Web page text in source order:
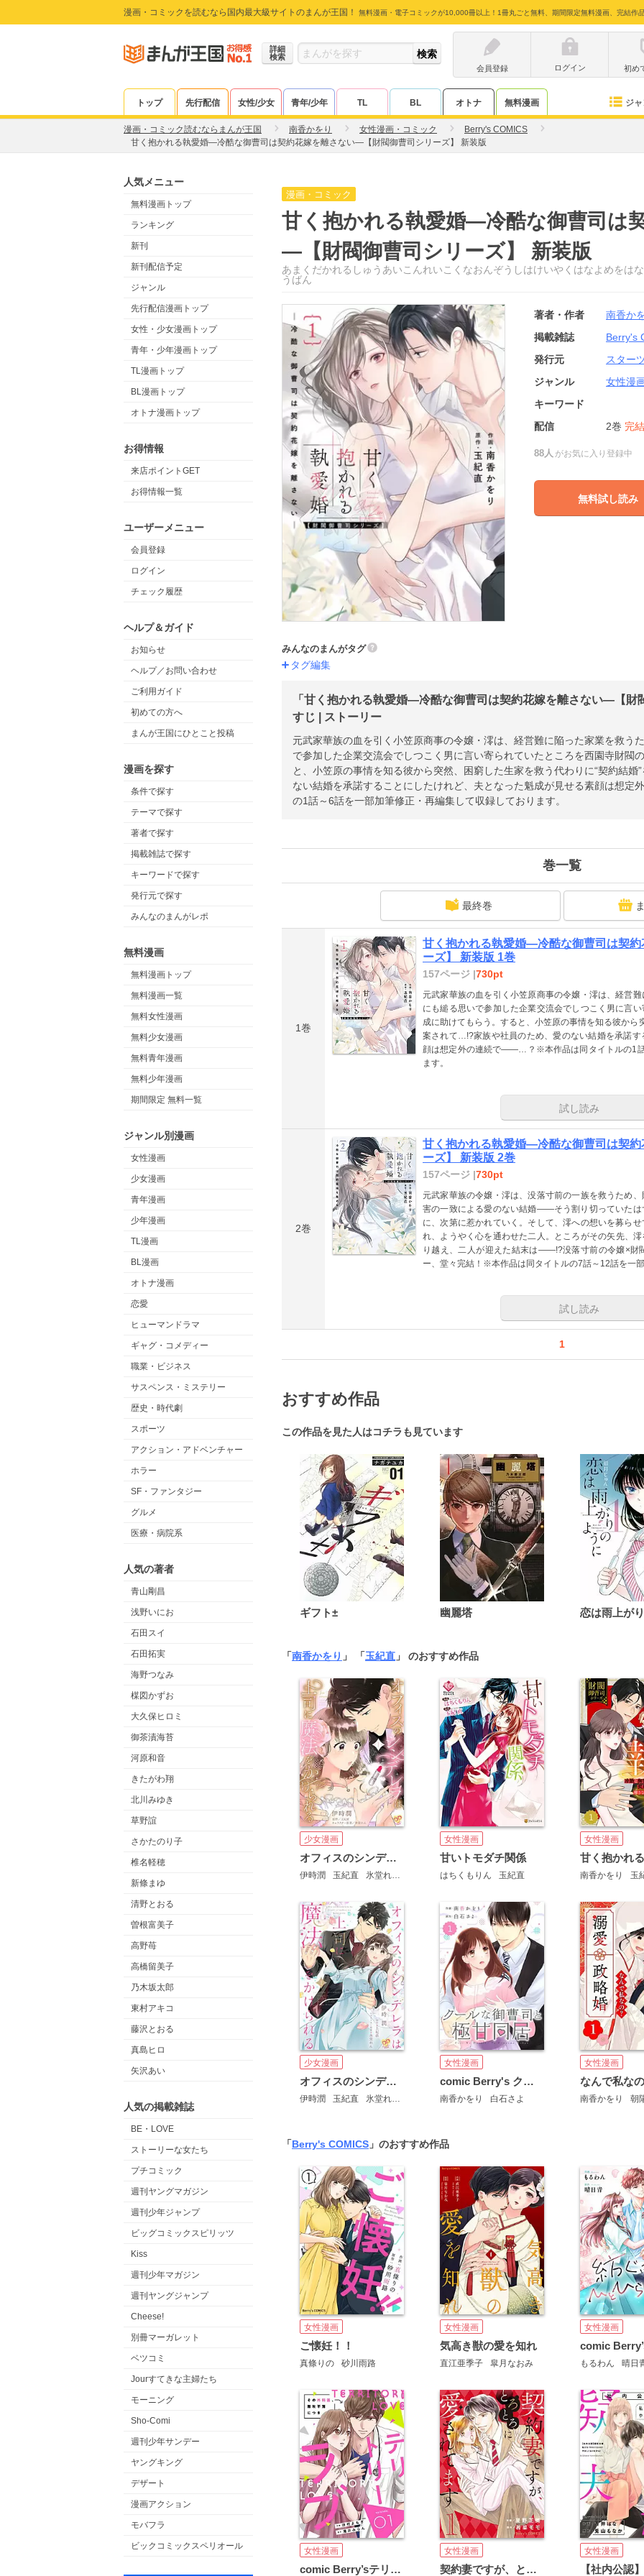
漫画・コミックを読むなら国内最大級サイトのまんが王国！ 無料漫画・電子コミックが10,000冊以上！1冊丸ごと無料、期間限定無料漫画、完結作
詳細
検索
会員登録
ログイン 初め
トップ 先行配信 女性/少女 青年/少年 TL BL オトナ 無料漫画 ジ
漫画・コミック読むならまんが王国 南香かをり 女性漫画・コミック
Berry's COMICS
甘く抱かれる執愛婚―冷酷な御曹司は契約花嫁を離さない―【財閥御曹司シリーズ】 新装版
人気メニュー
無料漫画トップ
ランキング
新刊
新刊配信予定
ジャンル
先行配信漫画トップ
女性・少女漫画トップ
青年・少年漫画トップ
TL漫画トップ
BL漫画トップ
オトナ漫画トップ
お得情報
来店ポイントGET
お得情報一覧
ユーザーメニュー
会員登録
ログイン
チェック履歴
ヘルプ＆ガイド
お知らせ
ヘルプ／お問い合わせ
ご利用ガイド
初めての方へ
まんが王国にひとこと投稿
漫画を探す
条件で探す
テーマで探す
著者で探す
掲載雑誌で探す
キーワードで探す
発行元で探す
みんなのまんがレポ
無料漫画
無料漫画トップ
無料漫画一覧
無料女性漫画
無料少女漫画
無料青年漫画
無料少年漫画
期間限定 無料一覧
ジャンル別漫画
女性漫画
少女漫画
青年漫画
少年漫画
TL漫画
BL漫画
オトナ漫画
恋愛
ヒューマンドラマ
ギャグ・コメディー
職業・ビジネス
サスペンス・ミステリー
歴史・時代劇
スポーツ
アクション・アドベンチャー
ホラー
SF・ファンタジー
グルメ
医療・病院系
人気の著者
青山剛昌
浅野いにお
石田スイ
石田拓実
海野つなみ
楳図かずお
大久保ヒロミ
御茶漬海苔
河原和音
きたがわ翔
北川みゆき
草野誼
さかたのり子
椎名軽穂
新條まゆ
清野とおる
曽根富美子
高野苺
高橋留美子
乃木坂太郎
東村アキコ
藤沢とおる
真島ヒロ
矢沢あい
人気の掲載雑誌
BE・LOVE
ストーリーな女たち
プチコミック
週刊ヤングマガジン
週刊少年ジャンプ
ビッグコミックスピリッツ
Kiss
週刊少年マガジン
週刊ヤングジャンプ
Cheese!
別冊マーガレット
ベツコミ
Jourすてきな主婦たち
モーニング
Sho-Comi
週刊少年サンデー
ヤングキング
デザート
漫画アクション
モバフラ
ビックコミックスペリオール
漫画・コミック
甘く抱かれる執愛婚―冷酷な御曹司は
―【財閥御曹司シリーズ】 新装版
あまくだかれるしゅうあいこんれいこくなおんぞうしはけいやくはなよめをは
うばん
著者・作者
南香か
掲載雑誌
Berry's
発行元
スター
ジャンル
女性漫
キーワード
配信
2巻 完結
88人 がお気に入り登録中
無料試し読み
みんなのまんがタグ
タグ編集
「甘く抱かれる執愛婚―冷酷な御曹司は契約花嫁を離さない―【財
すじ | ストーリー
元武家華族の血を引く小笠原商事の令嬢・澪は、経営難に陥った家業を救う
で参加した企業交流会でしつこく男に言い寄られていたところを西園寺財閥
と、小笠原の事情を知る彼から突然、困窮した生家を救う代わりに“契約結
ない結婚を承諾することにしたけれど、夫となった魁成が見せる素顔は想
の1話～6話を一部加筆修正・再編集して収録しております。
巻一覧
最終巻
1巻
甘く抱かれる執愛婚―冷酷な御曹司は契
ーズ】 新装版 1巻
157ページ |730pt
元武家華族の血を引く小笠原商事の令嬢・澪は、経営
にも縋る思いで参加した企業交流会でしつこく男に言
成に助けてもらう。すると、小笠原の事情を知る彼から
案されて…!?家族や社員のため、愛のない結婚を承諾
顔は想定外の連続で――…？※本作品は同タイトルの1
ます。
試し読み
2巻
甘く抱かれる執愛婚―冷酷な御曹司は契
ーズ】 新装版 2巻
157ページ |730pt
元武家華族の令嬢・澪は、没落寸前の一族を救うため
害の一致による愛のない結婚――そう割り切っていた
に、次第に惹かれていく。そして、澪への想いを募ら
れ、ようやく心を通わせた二人。ところがその矢先
り越え、二人が迎えた結末は――!?没落寸前の令嬢×財
ー、堂々完結！※本作品は同タイトルの7話～12話を一
試し読み
1
おすすめ作品
この作品を見た人はコチラも見ています
ギフト± 幽麗塔
「南香かをり 」 「玉紀直 」 のおすすめ作品
少女漫画
オフィスのシンデレラは上司に魔法をかけられる【単行本版】
伊時潤 玉紀直 氷堂れん
女性漫画
甘いトモダチ関係
はちくもりん 玉紀直
女性漫画
南香かをり 玉
少女漫画
オフィスのシンデレラは上司に魔法をかけられる【単話売】
伊時潤 玉紀直 氷堂れん
女性漫画
comic Berry's クールな御曹司と極甘同居
南香かをり 白石さよ
女性漫画
南香かをり 朝
「Berry's COMICS 」のおすすめ作品
女性漫画
ご懐妊！！
真條りの 砂川雨路
女性漫画
気高き獣の愛を知れ
直江亜季子 皐月なおみ
女性漫画
もるわん 晴日
女性漫画
comic Berry’sテリトリーラブ～その外科医、難攻不落につき～
女性漫画
契約妻ですが、とろとろに愛されてます
女性漫画